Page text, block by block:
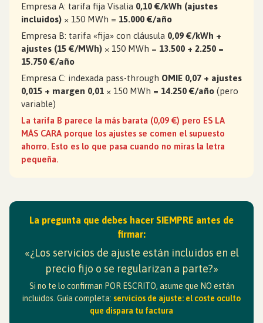
Empresa A: tarifa fija Visalia 0,10 €/kWh (ajustes
incluidos) × 150 MWh = 15.000 €/año
Empresa B: tarifa «fija» con cláusula 0,09 €/kWh +
ajustes (15 €/MWh) × 150 MWh = 13.500 + 2.250 =
15.750 €/año
Empresa C: indexada pass-through OMIE 0,07 + ajustes
0,015 + margen 0,01 × 150 MWh = 14.250 €/año (pero
variable)
La tarifa B parece la más barata (0,09 €) pero ES LA
MÁS CARA porque los ajustes se comen el supuesto
ahorro. Esto es lo que pasa cuando no miras la letra
pequeña.
La pregunta que debes hacer SIEMPRE antes de
firmar:
«¿Los servicios de ajuste están incluidos en el
precio fijo o se regularizan a parte?»
Si no te lo confirman POR ESCRITO, asume que NO están
incluidos. Guía completa: servicios de ajuste: el coste oculto
que dispara tu factura